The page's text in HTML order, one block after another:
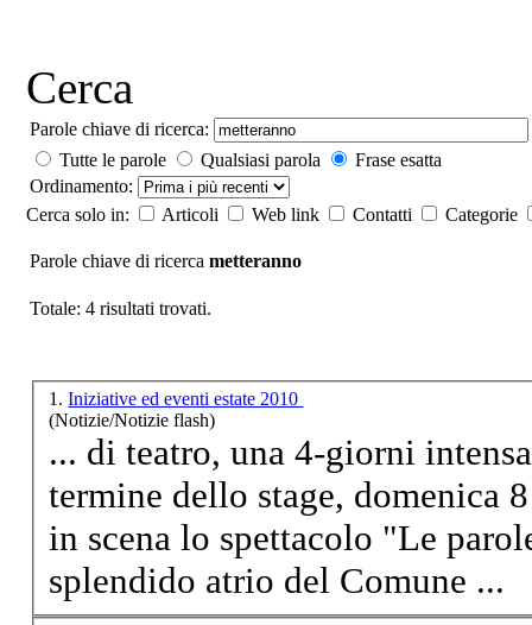
Cerca
Parole chiave di ricerca:
Tutte le parole
Qualsiasi parola
Frase esatta
Ordinamento:
Cerca solo in:
Articoli Web link Contatti Categorie
Parole chiave di ricercametteranno
Totale: 4 risultati trovati.
1.Iniziative ed eventi estate 2010
(Notizie/Notizie flash)
... di teatro, una 4-giorni
termine dello stage, domenica
in scena lo spettacolo "Le
splendido atrio del Comune ...